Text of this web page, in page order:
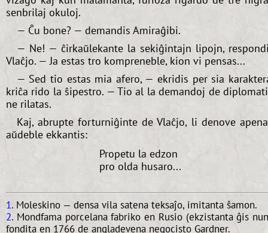
senbrilaj okuloj.
— Ĉu bone? — demandis Amiraĝibi.
— Ne! — ĉirkaŭlekante la sekiĝintajn lipojn,
Vlaĉjo. — Ja estas tro kompreneble, kion vi pensas...
— Sed tio estas mia afero, — ekridis per sia
kriĉa rido la ŝipestro. — Tio al la demandoj de
ne rilatas.
Kaj, abrupte forturniĝinte de Vlaĉjo, li denove
aŭdeble ekkantis:
Propetu la edzon
pro olda husaro...
1. Moleskino — densa vila satena teksaĵo, imitanta ŝamon.
2. Mondfama porcelana fabriko en Rusio (ekzistanta ĝis
fondita en 1766 de angladevena negocisto Gardner.